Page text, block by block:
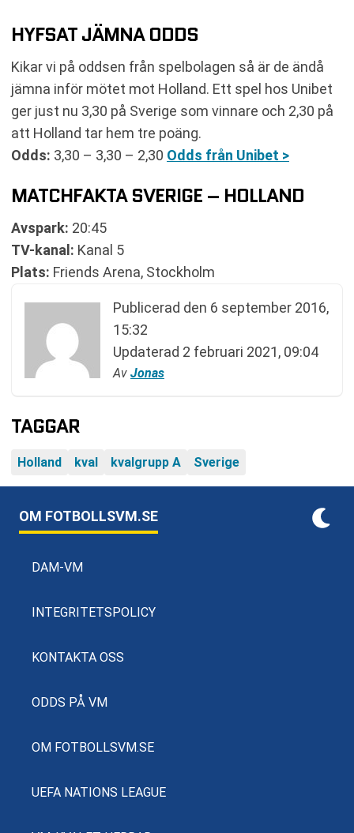
HYFSAT JÄMNA ODDS
Kikar vi på oddsen från spelbolagen så är de ändå
jämna inför mötet mot Holland. Ett spel hos Unibet
ger just nu 3,30 på Sverige som vinnare och 2,30 på
att Holland tar hem tre poäng.
Odds: 3,30 – 3,30 – 2,30 Odds från Unibet >
MATCHFAKTA SVERIGE – HOLLAND
Avspark: 20:45
TV-kanal: Kanal 5
Plats: Friends Arena, Stockholm
Publicerad den 6 september 2016,
15:32
Updaterad 2 februari 2021, 09:04
Av Jonas
TAGGAR
Holland kval kvalgrupp A Sverige
OM FOTBOLLSVM.SE
DAM-VM
INTEGRITETSPOLICY
KONTAKTA OSS
ODDS PÅ VM
OM FOTBOLLSVM.SE
UEFA NATIONS LEAGUE